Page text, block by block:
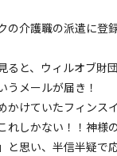
の介護職の派遣に登
ると、ウィルオブ財
うメールが届き！
かけていたフィンス
れしかない！！神様
と思い、半信半疑で